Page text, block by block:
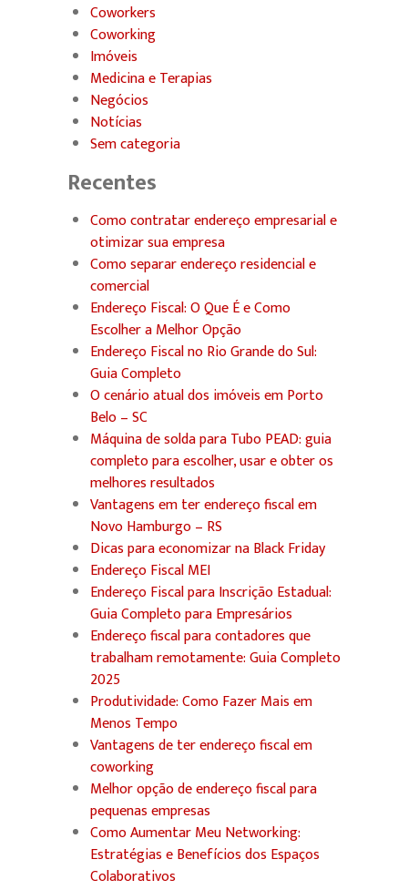
Coworkers
Coworking
Imóveis
Medicina e Terapias
Negócios
Notícias
Sem categoria
Recentes
Como contratar endereço empresarial e
otimizar sua empresa
Como separar endereço residencial e
comercial
Endereço Fiscal: O Que É e Como
Escolher a Melhor Opção
Endereço Fiscal no Rio Grande do Sul:
Guia Completo
O cenário atual dos imóveis em Porto
Belo – SC
Máquina de solda para Tubo PEAD: guia
completo para escolher, usar e obter os
melhores resultados
Vantagens em ter endereço fiscal em
Novo Hamburgo – RS
Dicas para economizar na Black Friday
Endereço Fiscal MEI
Endereço Fiscal para Inscrição Estadual:
Guia Completo para Empresários
Endereço fiscal para contadores que
trabalham remotamente: Guia Completo
2025
Produtividade: Como Fazer Mais em
Menos Tempo
Vantagens de ter endereço fiscal em
coworking
Melhor opção de endereço fiscal para
pequenas empresas
Como Aumentar Meu Networking:
Estratégias e Benefícios dos Espaços
Colaborativos